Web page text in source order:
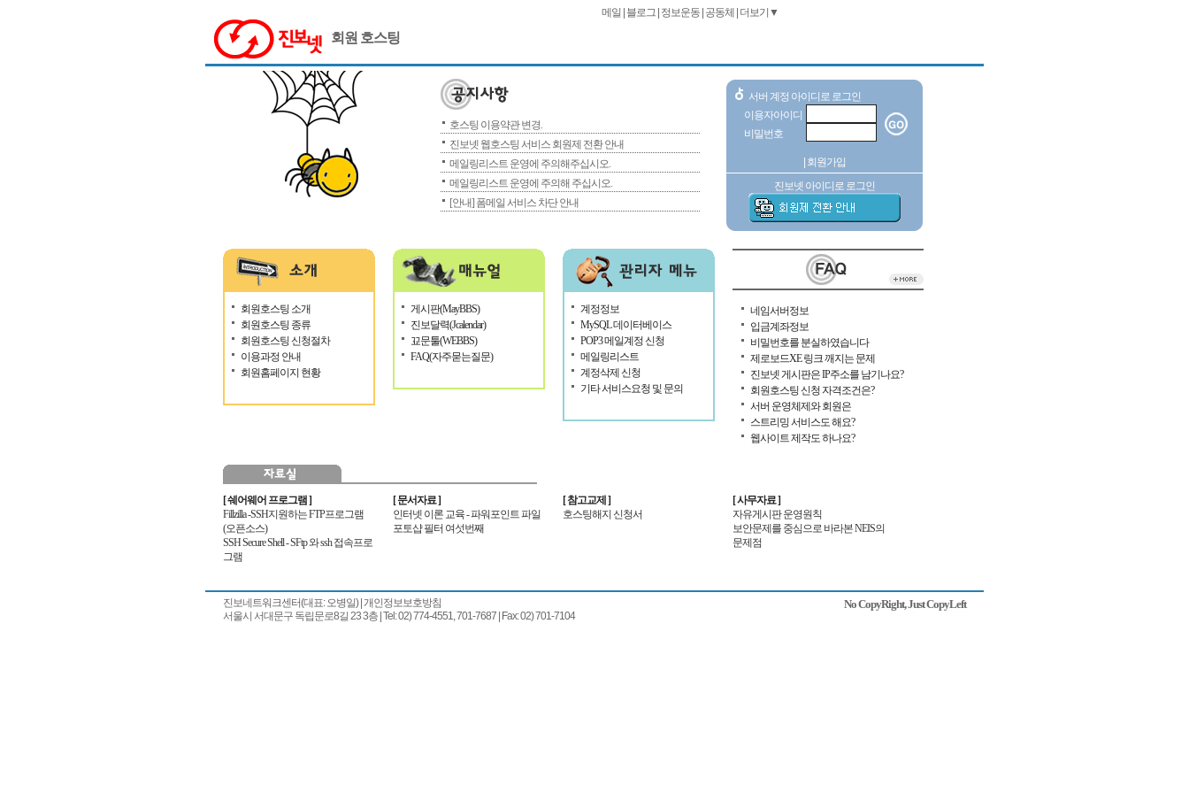
메일 블로그 정보운동 공동체 더보기▼
회원 호스팅
호스팅 이용약관 변경.
진보넷 웹호스팅 서비스 회원제 전환 안내
메일링리스트 운영에 주의해주십시오.
메일링리스트 운영에 주의해 주십시오.
[안내] 폼메일 서비스 차단 안내
서버 계정 아이디로 로그인
이용자아이디
비밀번호
회원가입
진보넷 아이디로 로그인
회원호스팅 소개
회원호스팅 종류
회원호스팅 신청절차
이용과정 안내
회원홈페이지 현황
게시판(MayBBS)
진보달력(Jcalendar)
꾜문툴(WEBBS)
FAQ(자주묻는질문)
계정정보
MySQL 데이터베이스
POP3 메일계정 신청
메일링리스트
계정삭제 신청
기타 서비스요청 및 문의
네임서버정보
입금계좌정보
비밀번호를 분실하였습니다
제로보드XE 링크 깨지는 문제
진보넷 게시판은 IP주소를 남기나요?
회원호스팅 신청 자격조건은?
서버 운영체제와 회원은
스트리밍 서비스도 해요?
웹사이트 제작도 하나요?
[ 쉐어웨어 프로그램 ]
Fillzilla -SSH지원하는 FTP프로그램
(오픈소스)
SSH Secure Shell - SFtp 와 ssh 접속프로
그램
[ 문서자료 ]
인터넷 이론 교육 - 파워포인트 파일
포토샵 필터 여섯번째
[ 참고교제 ]
호스팅해지 신청서
[ 사무자료 ]
자유게시판 운영원칙
보안문제를 중심으로 바라본 NEIS의
문제점
진보네트워크센터(대표: 오병일)| 개인정보보호방침
서울시 서대문구 독립문로8길 23 3층 | Tel: 02) 774-4551, 701-7687 | Fax: 02) 701-7104
No CopyRight, Just CopyLeft